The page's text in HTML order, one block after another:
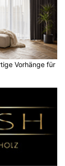
Vorhänge für